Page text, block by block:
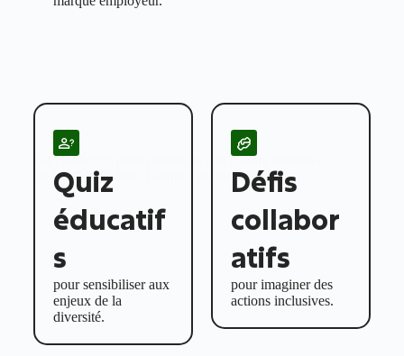
Un Challenge pour construire une culture inclusive
Challenge Tous Uniques propose :
Quiz
éducatif
s
pour sensibiliser aux
enjeux de la
diversité.
Défis
collabor
atifs
pour imaginer des
actions inclusives.